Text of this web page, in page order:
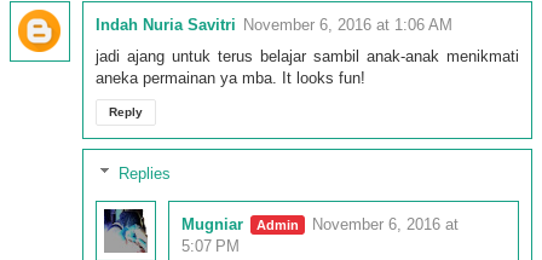
Indah Nuria Savitri November 6, 2016 at 1:06 AM
jadi ajang untuk terus belajar sambil anak-anak menikmati
aneka permainan ya mba. It looks fun!
Reply
Replies
Mugniar
November 6, 2016 at
5:07 PM